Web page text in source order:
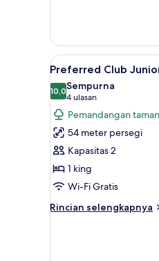
Junior
Suite
Swim
Ocean
View
King
Lihat
semua
foto
untuk
Preferred
Club
Junior
Suite
Swim
Out
10
Preferred Club
10,010,0 dari 10
Sempurna
4 ulasan
(4
ulasan)
Pemandangan taman
54 meter persegi
Kapasitas 2
1 king
Wi-Fi Gratis
Rincian selengkapnya
Rincian